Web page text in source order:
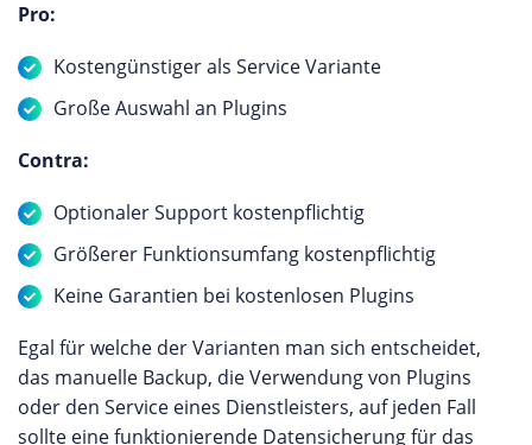
Pro:
Kostengünstiger als Service Variante
Große Auswahl an Plugins
Contra:
Optionaler Support kostenpflichtig
Größerer Funktionsumfang kostenpflichtig
Keine Garantien bei kostenlosen Plugins
Egal für welche der Varianten man sich entscheidet,
das manuelle Backup, die Verwendung von Plugins
oder den Service eines Dienstleisters, auf jeden Fall
sollte eine funktionierende Datensicherung für das